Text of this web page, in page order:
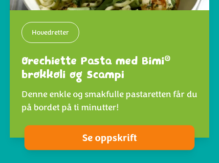
Hovedretter
Orechiette Pasta med Bimi®
brokkoli og Scampi
Denne enkle og smakfulle pastaretten får du
på bordet på ti minutter!
Se oppskrift